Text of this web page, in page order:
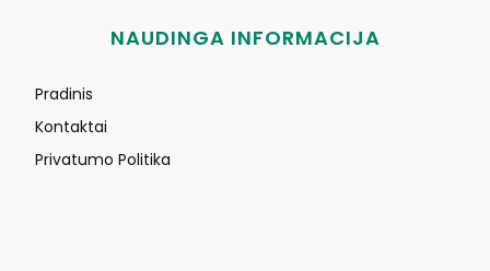
NAUDINGA INFORMACIJA
Pradinis
Kontaktai
Privatumo Politika